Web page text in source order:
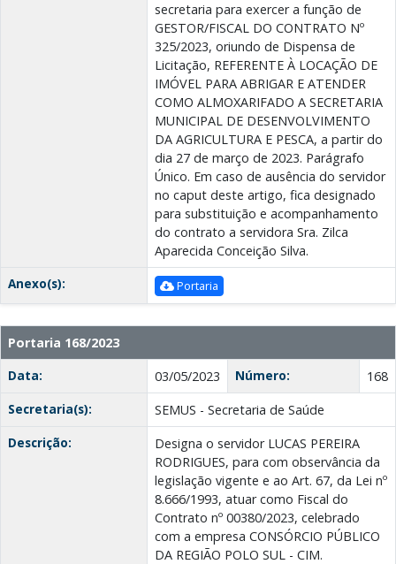
secretaria para exercer a função de
GESTOR/FISCAL DO CONTRATO Nº
325/2023, oriundo de Dispensa de
Licitação, REFERENTE À LOCAÇÃO DE
IMÓVEL PARA ABRIGAR E ATENDER
COMO ALMOXARIFADO A SECRETARIA
MUNICIPAL DE DESENVOLVIMENTO
DA AGRICULTURA E PESCA, a partir do
dia 27 de março de 2023. Parágrafo
Único. Em caso de ausência do servidor
no caput deste artigo, fica designado
para substituição e acompanhamento
do contrato a servidora Sra. Zilca
Aparecida Conceição Silva.
Anexo(s):
Portaria
Portaria 168/2023
Data:
03/05/2023 Número:
168
Secretaria(s):
SEMUS - Secretaria de Saúde
Descrição:
Designa o servidor LUCAS PEREIRA
RODRIGUES, para com observância da
legislação vigente e ao Art. 67, da Lei nº
8.666/1993, atuar como Fiscal do
Contrato nº 00380/2023, celebrado
com a empresa CONSÓRCIO PÚBLICO
DA REGIÃO POLO SUL - CIM.